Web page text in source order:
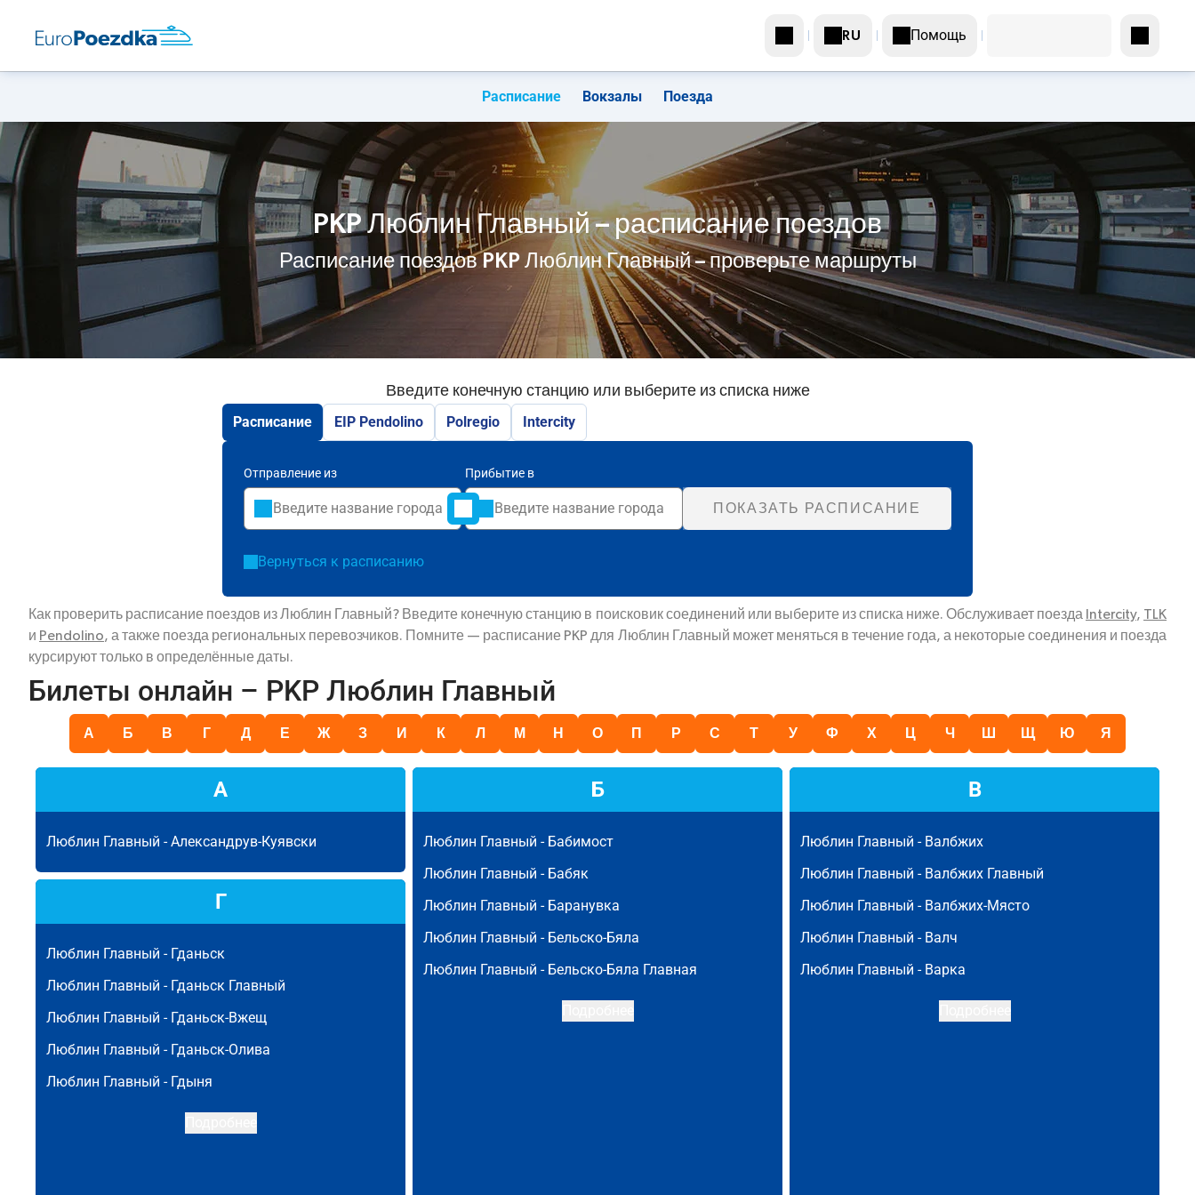
RU Помощь
Расписание Вокзалы Поезда
PKP Люблин Главный – расписание поездов
Расписание поездов PKP Люблин Главный – проверьте маршруты
Введите конечную станцию или выберите из списка ниже
Расписание EIP Pendolino Polregio Intercity
Отправление из Прибытие в
ПОКАЗАТЬ РАСПИСАНИЕ
Вернуться к расписанию
Как проверить расписание поездов из Люблин Главный? Введите конечную станцию в поисковик соединений или выберите из списка ниже. Обслуживает поезда Intercity, TLK
и Pendolino, а также поезда региональных перевозчиков. Помните — расписание PKP для Люблин Главный может меняться в течение года, а некоторые соединения и поезда
курсируют только в определённые даты.
Билеты онлайн – PKP Люблин Главный
А Б В Г Д Е Ж З И К Л М Н О П Р С Т У Ф Х Ц Ч Ш Щ Ю Я
А
Люблин Главный -Александрув-Куявски
Б
Люблин Главный - Бабимост
Люблин Главный - Бабяк
Люблин Главный - Баранувка
Люблин Главный - Бельско-Бяла
Люблин Главный - Бельско-Бяла Главная
В
Люблин Главный - Валбжих
Люблин Главный - Валбжих Главный
Люблин Главный - Валбжих-Място
Люблин Главный - Валч
Люблин Главный - Варка
Г
Люблин Главный - Гданьск
Люблин Главный - Гданьск Главный
Люблин Главный - Гданьск-Вжещ
Люблин Главный - Гданьск-Олива
Люблин Главный - Гдыня